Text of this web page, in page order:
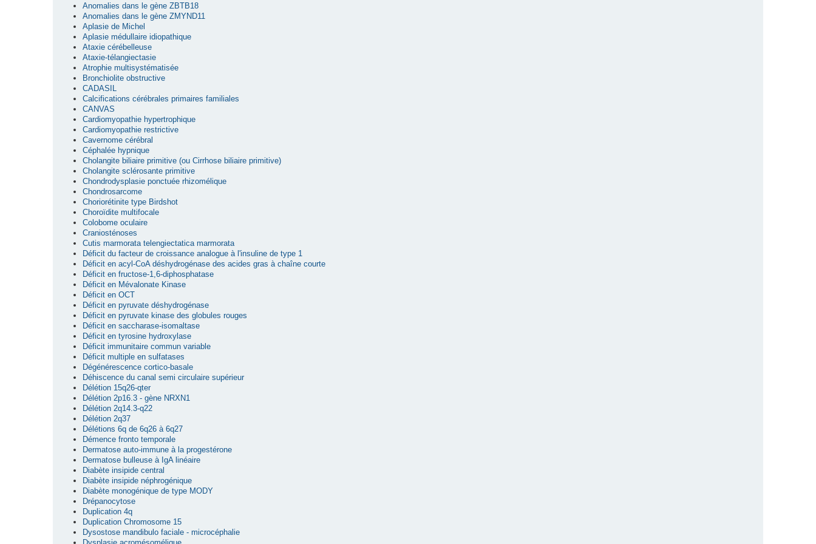
Anomalies dans le gène ZBTB18
Anomalies dans le gène ZMYND11
Aplasie de Michel
Aplasie médullaire idiopathique
Ataxie cérébelleuse
Ataxie-télangiectasie
Atrophie multisystématisée
Bronchiolite obstructive
CADASIL
Calcifications cérébrales primaires familiales
CANVAS
Cardiomyopathie hypertrophique
Cardiomyopathie restrictive
Cavernome cérébral
Céphalée hypnique
Cholangite biliaire primitive (ou Cirrhose biliaire primitive)
Cholangite sclérosante primitive
Chondrodysplasie ponctuée rhizomélique
Chondrosarcome
Choriorétinite type Birdshot
Choroïdite multifocale
Colobome oculaire
Craniosténoses
Cutis marmorata telengiectatica marmorata
Déficit du facteur de croissance analogue à l'insuline de type 1
Déficit en acyl-CoA déshydrogénase des acides gras à chaîne courte
Déficit en fructose-1,6-diphosphatase
Déficit en Mévalonate Kinase
Déficit en OCT
Déficit en pyruvate déshydrogénase
Déficit en pyruvate kinase des globules rouges
Déficit en saccharase-isomaltase
Déficit en tyrosine hydroxylase
Déficit immunitaire commun variable
Déficit multiple en sulfatases
Dégénérescence cortico-basale
Déhiscence du canal semi circulaire supérieur
Délétion 15q26-qter
Délétion 2p16.3 - gène NRXN1
Délétion 2q14.3-q22
Délétion 2q37
Délétions 6q de 6q26 à 6q27
Démence fronto temporale
Dermatose auto-immune à la progestérone
Dermatose bulleuse à IgA linéaire
Diabète insipide central
Diabète insipide néphrogénique
Diabète monogénique de type MODY
Drépanocytose
Duplication 4q
Duplication Chromosome 15
Dysostose mandibulo faciale - microcéphalie